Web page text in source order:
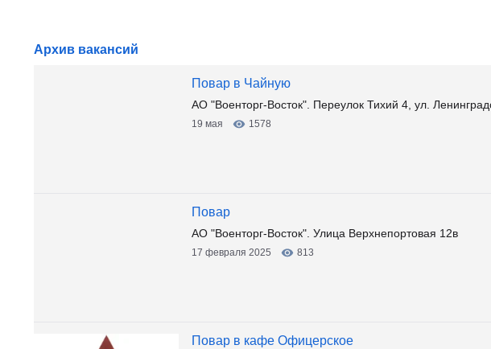
Архив вакансий
Повар в Чайную
АО "Военторг-Восток". Переулок Тихий 4, ул.
19 мая 1578
Повар
АО "Военторг-Восток". Улица Верхнепортовая 12в
17 февраля 2025 813
Повар в кафе Офицерское